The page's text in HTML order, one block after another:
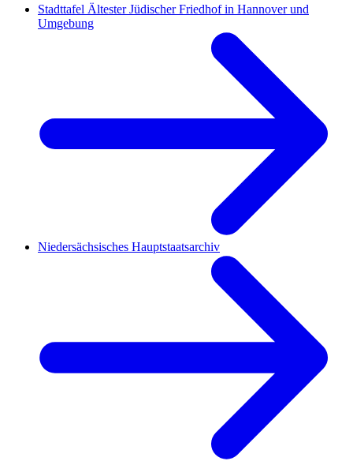
Stadttafel Ältester Jüdischer Friedhof in Hannover und
Umgebung
Niedersächsisches Hauptstaatsarchiv